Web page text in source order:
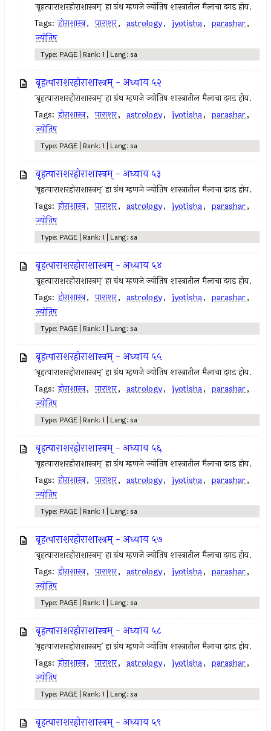
`बृहत्पाराशरहोराशास्त्रम्` हा ग्रंथ म्हणजे ज्योतिष शास्त्रातील मैलाचा दगड होय.
Tags: होराशास्त्र, पाराशर, astrology, jyotisha, parashar,
ज्योतिष
Type: PAGE | Rank: 1 | Lang: sa
बृहत्पाराशरहोराशास्त्रम् - अध्याय ५२
`बृहत्पाराशरहोराशास्त्रम्` हा ग्रंथ म्हणजे ज्योतिष शास्त्रातील मैलाचा दगड होय.
Tags: होराशास्त्र, पाराशर, astrology, jyotisha, parashar,
ज्योतिष
Type: PAGE | Rank: 1 | Lang: sa
बृहत्पाराशरहोराशास्त्रम् - अध्याय ५३
`बृहत्पाराशरहोराशास्त्रम्` हा ग्रंथ म्हणजे ज्योतिष शास्त्रातील मैलाचा दगड होय.
Tags: होराशास्त्र, पाराशर, astrology, jyotisha, parashar,
ज्योतिष
Type: PAGE | Rank: 1 | Lang: sa
बृहत्पाराशरहोराशास्त्रम् - अध्याय ५४
`बृहत्पाराशरहोराशास्त्रम्` हा ग्रंथ म्हणजे ज्योतिष शास्त्रातील मैलाचा दगड होय.
Tags: होराशास्त्र, पाराशर, astrology, jyotisha, parashar,
ज्योतिष
Type: PAGE | Rank: 1 | Lang: sa
बृहत्पाराशरहोराशास्त्रम् - अध्याय ५५
`बृहत्पाराशरहोराशास्त्रम्` हा ग्रंथ म्हणजे ज्योतिष शास्त्रातील मैलाचा दगड होय.
Tags: होराशास्त्र, पाराशर, astrology, jyotisha, parashar,
ज्योतिष
Type: PAGE | Rank: 1 | Lang: sa
बृहत्पाराशरहोराशास्त्रम् - अध्याय ५६
`बृहत्पाराशरहोराशास्त्रम्` हा ग्रंथ म्हणजे ज्योतिष शास्त्रातील मैलाचा दगड होय.
Tags: होराशास्त्र, पाराशर, astrology, jyotisha, parashar,
ज्योतिष
Type: PAGE | Rank: 1 | Lang: sa
बृहत्पाराशरहोराशास्त्रम् - अध्याय ५७
`बृहत्पाराशरहोराशास्त्रम्` हा ग्रंथ म्हणजे ज्योतिष शास्त्रातील मैलाचा दगड होय.
Tags: होराशास्त्र, पाराशर, astrology, jyotisha, parashar,
ज्योतिष
Type: PAGE | Rank: 1 | Lang: sa
बृहत्पाराशरहोराशास्त्रम् - अध्याय ५८
`बृहत्पाराशरहोराशास्त्रम्` हा ग्रंथ म्हणजे ज्योतिष शास्त्रातील मैलाचा दगड होय.
Tags: होराशास्त्र, पाराशर, astrology, jyotisha, parashar,
ज्योतिष
Type: PAGE | Rank: 1 | Lang: sa
बृहत्पाराशरहोराशास्त्रम् - अध्याय ५९